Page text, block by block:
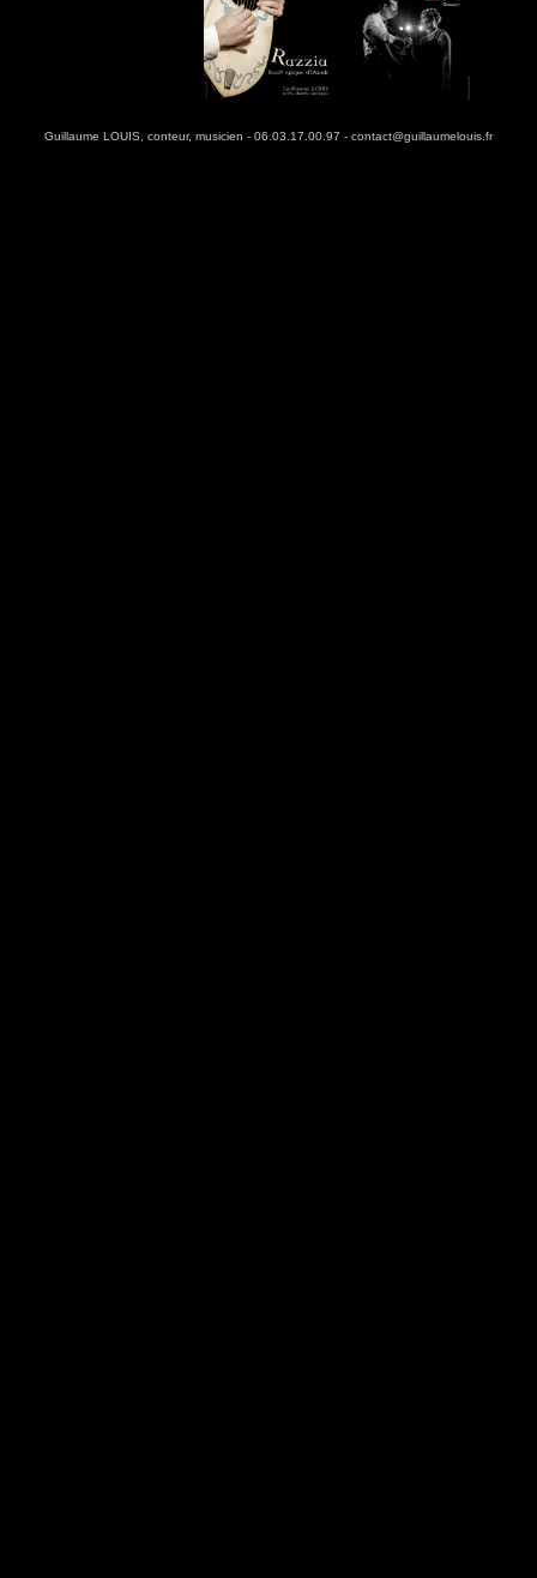
Guillaume LOUIS, conteur, musicien - 06.03.17.00.97 - contact@guillaumelouis.fr